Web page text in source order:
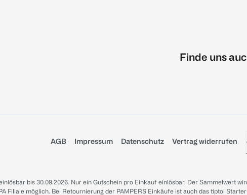
Finde uns
AGB Impressum Datenschutz Vertrag widerrufen
bis 30.09.2026. Nur ein Gutschein pro Einkauf einlösbar. Der Sammelwert
Filiale möglich. Bei Retournierung der PAMPERS Einkäufe ist auch das tiptoi